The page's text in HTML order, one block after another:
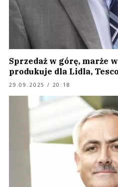
Sprzedaż w górę, marże
produkuje dla Lidla,
29.09.2025 / 20:18